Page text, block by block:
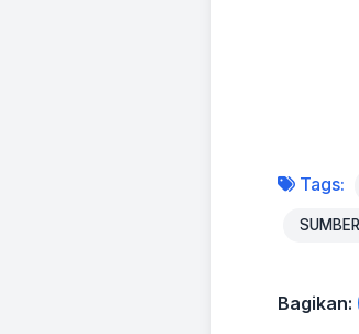
Tags:
Bagikan: